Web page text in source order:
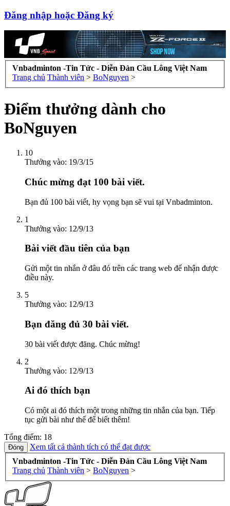
Đăng nhập hoặc Đăng ký
Vnbadminton -Tin Tức - Diễn Đàn Cầu Lông Việt Nam
Trang chủ Thành viên > BoNguyen >
Điểm thưởng dành cho
BoNguyen
10
Thưởng vào: 19/3/15
Chúc mừng đạt 100 bài viết.
Bạn đủ 100 bài viết, hy vọng bạn sẽ vui tại Vnbadminton.
1
Thưởng vào: 12/9/13
Bài viết đầu tiên của bạn
Gửi một tin nhắn ở đâu đó trên các trang web để nhận được
điều này.
5
Thưởng vào: 12/9/13
Bạn đăng đủ 30 bài viết.
30 bài viết được đăng. Chúc mừng!
2
Thưởng vào: 12/9/13
Ai đó thích bạn
Có một ai đó thích một trong những tin nhắn của bạn. Tiếp
tục gửi bài như thế để biết thêm!
Tổng điểm: 18
Xem tất cả thành tích có thể đạt được
Vnbadminton -Tin Tức - Diễn Đàn Cầu Lông Việt Nam
Trang chủ Thành viên > BoNguyen >